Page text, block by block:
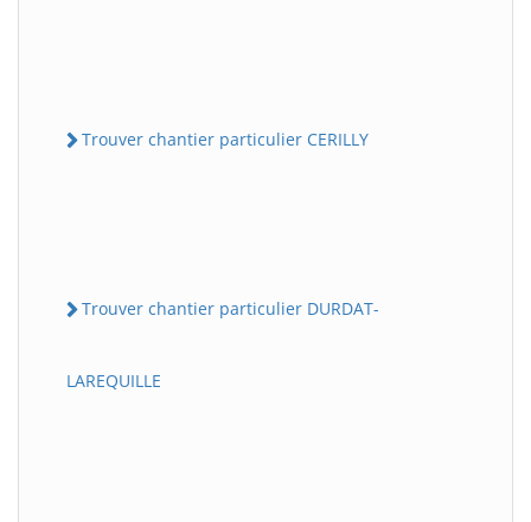
Trouver chantier particulier CERILLY
Trouver chantier particulier DURDAT-
LAREQUILLE